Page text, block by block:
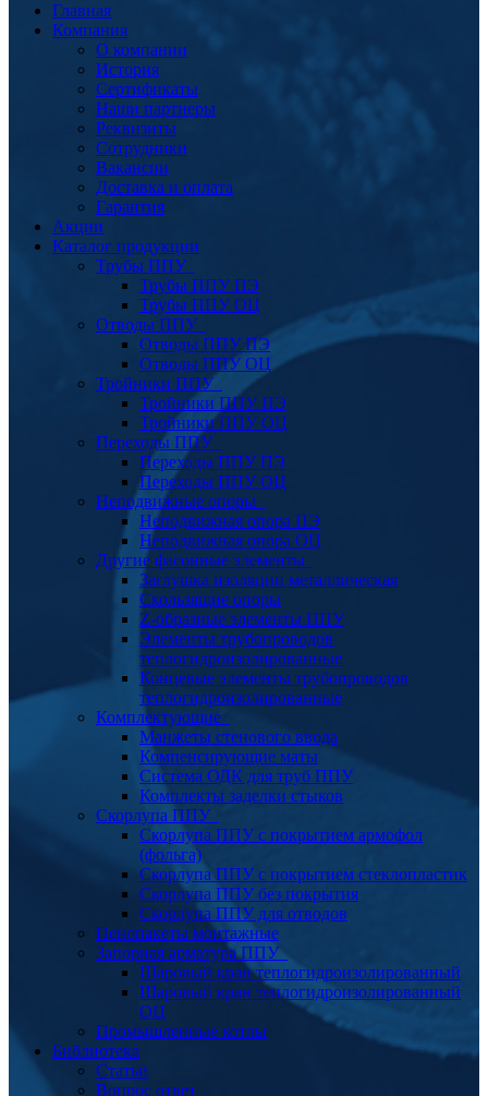
Главная
Компания
О компании
История
Сертификаты
Наши партнеры
Реквизиты
Сотрудники
Вакансии
Доставка и оплата
Гарантия
Акции
Каталог продукции
Трубы ППУ
Трубы ППУ ПЭ
Трубы ППУ ОЦ
Отводы ППУ
Отводы ППУ ПЭ
Отводы ППУ ОЦ
Тройники ППУ
Тройники ППУ ПЭ
Тройники ППУ ОЦ
Переходы ППУ
Переходы ППУ ПЭ
Переходы ППУ ОЦ
Неподвижные опоры
Неподвижная опора ПЭ
Неподвижная опора ОЦ
Другие фасонные элементы
Заглушка изоляции металлическая
Скользящие опоры
Z-образные элементы ППУ
Элементы трубопроводов
теплогидроизолированные
Концевые элементы трубопроводов
теплогидроизолированные
Комплектующие
Манжеты стенового ввода
Компенсирующие маты
Система ОДК для труб ППУ
Комплекты заделки стыков
Скорлупа ППУ
Скорлупа ППУ с покрытием армофол
(фольга)
Скорлупа ППУ с покрытием стеклопластик
Скорлупа ППУ без покрытия
Скорлупа ППУ для отводов
Пенопакеты монтажные
Запорная арматура ППУ
Шаровый кран теплогидроизолированный
Шаровый кран теплогидроизолированный
ОЦ
Промышленные котлы
Библиотека
Статьи
Вопрос ответ